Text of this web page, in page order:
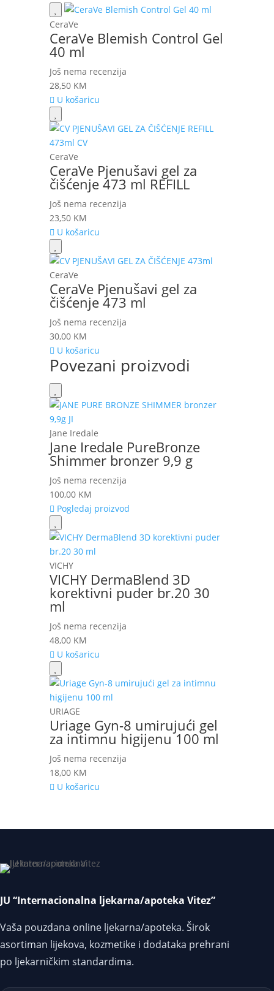
CeraVe
CeraVe Blemish Control Gel
40 ml
Još nema recenzija
28,50 KM
U košaricu
CeraVe
CeraVe Pjenušavi gel za
čišćenje 473 ml REFILL
Još nema recenzija
23,50 KM
U košaricu
CeraVe
CeraVe Pjenušavi gel za
čišćenje 473 ml
Još nema recenzija
30,00 KM
U košaricu
Povezani proizvodi
Jane Iredale
Jane Iredale PureBronze
Shimmer bronzer 9,9 g
Još nema recenzija
100,00 KM
Pogledaj proizvod
VICHY
VICHY DermaBlend 3D
korektivni puder br.20 30
ml
Još nema recenzija
48,00 KM
U košaricu
URIAGE
Uriage Gyn-8 umirujući gel
za intimnu higijenu 100 ml
Još nema recenzija
18,00 KM
U košaricu
JU “Internacionalna ljekarna/apoteka Vitez”
Vaša pouzdana online ljekarna/apoteka. Širok
asortiman lijekova, kozmetike i dodataka prehrani
po ljekarničkim standardima.